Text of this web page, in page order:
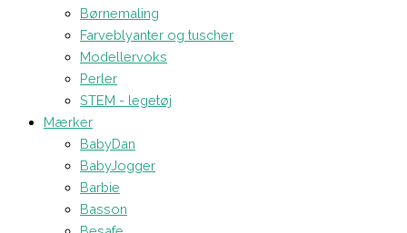
Børnemaling
Farveblyanter og tuscher
Modellervoks
Perler
STEM - legetøj
Mærker
BabyDan
BabyJogger
Barbie
Basson